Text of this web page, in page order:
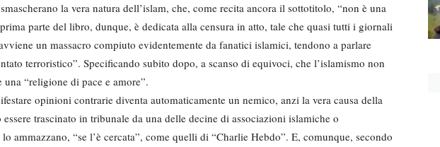
la vera natura dell’islam, che, come recita ancora il sottotitolo, “non è una
parte del libro, dunque, è dedicata alla censura in atto, tale che quasi tutti i giornali
un massacro compiuto evidentemente da fanatici islamici, tendono a parlare
terroristico”. Specificando subito dopo, a scanso di equivoci, che l’islamismo non
una “religione di pace e amore”.
opinioni contrarie diventa automaticamente un nemico, anzi la vera causa della
trascinato in tribunale da una delle decine di associazioni islamiche o
ammazzano, “se l’è cercata”, come quelli di “Charlie Hebdo”. E, comunque, secondo